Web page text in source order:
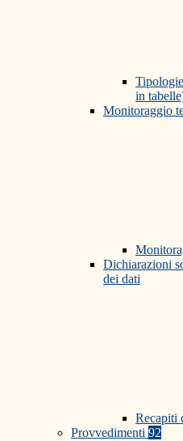
in
Monitoraggio
Dichiarazioni
dei dati
Recapiti
Provvedimenti 92